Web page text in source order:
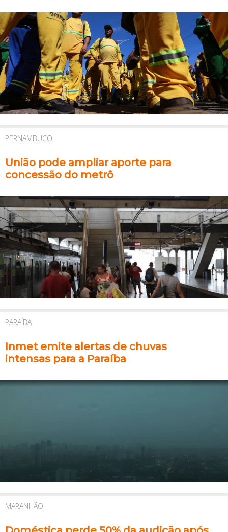
PERNAMBUCO
União pode ampliar aporte para
concessão do metrô
PARAÍBA
Inmet emite alertas de chuvas
intensas para a Paraíba
MARANHÃO